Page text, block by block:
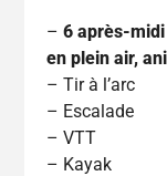
–6 après-midi
en plein air,
– Tir à l’arc
– Escalade
– VTT
– Kayak